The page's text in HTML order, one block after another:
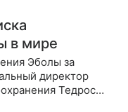
в мире
Эболы за
директор
Тедрос